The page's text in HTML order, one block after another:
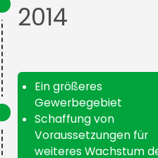
2014
Ein größeres
Gewerbegebiet
Schaffung von
Voraussetzungen für
weiteres Wachstum